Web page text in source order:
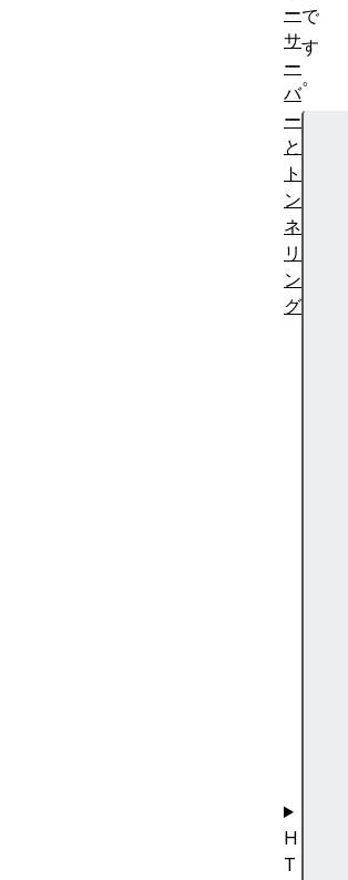
で
す
。
ー
サ
ー
バ
ー
と
ト
ン
ネ
リ
ン
グ
H
T